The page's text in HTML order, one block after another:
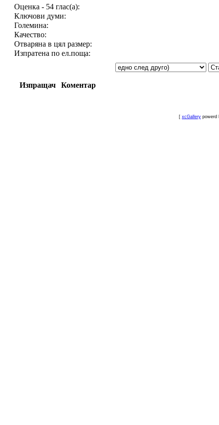
Оценка - 54 глас(а):
Ключови думи:
Големина:
Качество:
Отваряна в цял размер:
Изпратена по ел.поща:
Изпращач Коментар
[ xcGallery